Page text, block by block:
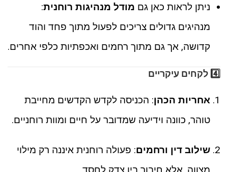
ניתן לראות כאן גם מודל מנהיגות רוחנית:
מנהיגים גדולים צריכים לפעול מתוך פחד והוד
קדושה, אך גם מתוך רחמים ואכפתיות כלפי אחרים.
4️⃣ לקחים עיקריים
אחריות הכהן: הכניסה לקדש הקדשים מחייבת
טוהר, כוונה וידיעה שמדובר על חיים ומוות רוחניים.
שילוב דין ורחמים: פעולה רוחנית איננה רק מילוי